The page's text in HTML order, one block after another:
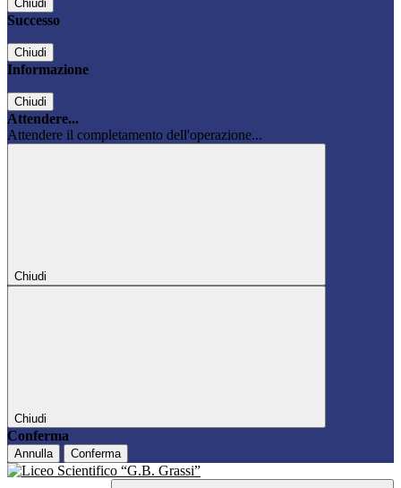
Chiudi
Successo
Chiudi
Informazione
Chiudi
Attendere...
Attendere il completamento dell'operazione...
Chiudi
Chiudi
Conferma
Annulla Conferma